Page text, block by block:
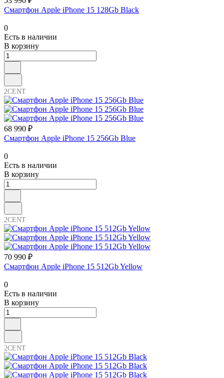
Смартфон Apple iPhone 15 128Gb Black
0
Есть в наличии
В корзину
2CENT
68 990 ₽
Смартфон Apple iPhone 15 256Gb Blue
0
Есть в наличии
В корзину
2CENT
70 990 ₽
Смартфон Apple iPhone 15 512Gb Yellow
0
Есть в наличии
В корзину
2CENT